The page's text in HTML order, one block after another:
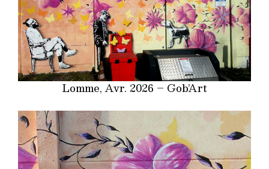
Lomme, Avr. 2026 – Gob’Art